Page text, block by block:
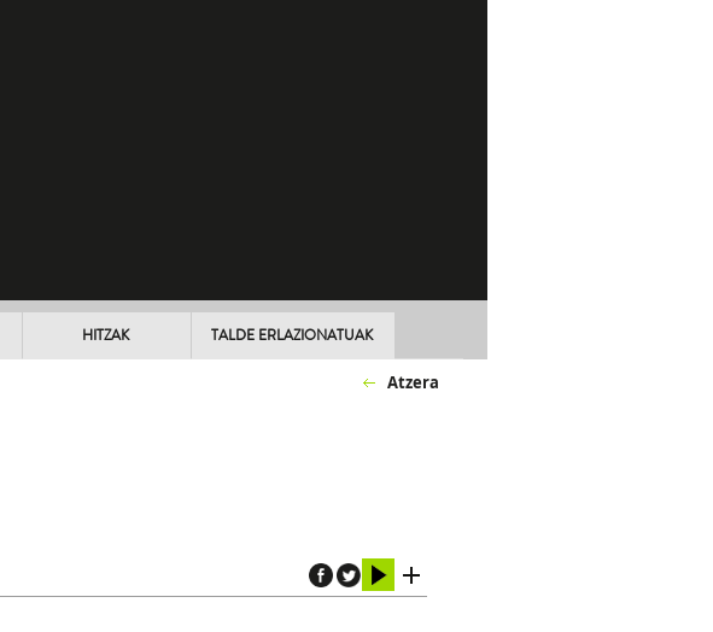
HITZAK TALDE ERLAZIONATUAK
Atzera